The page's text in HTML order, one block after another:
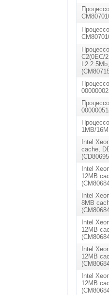
C2(0EC/
L2
1MB/
Intel
cache,
Intel
12MB
Intel
8MB
Intel
12MB
Intel
12MB
Intel
12MB